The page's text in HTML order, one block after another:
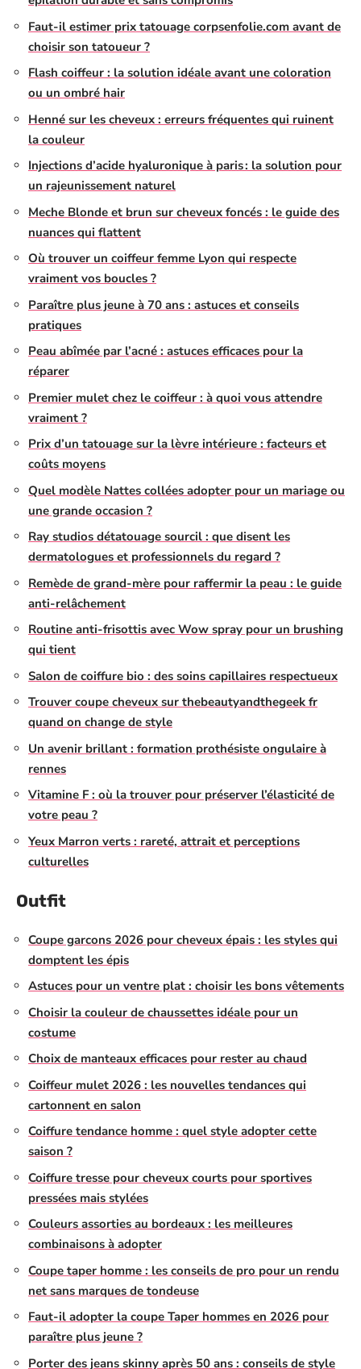
Faut-il estimer prix tatouage corpsenfolie.com avant de
choisir son tatoueur ?
Flash coiffeur : la solution idéale avant une coloration
ou un ombré hair
Henné sur les cheveux : erreurs fréquentes qui ruinent
la couleur
Injections d’acide hyaluronique à paris : la solution pour
un rajeunissement naturel
Meche Blonde et brun sur cheveux foncés : le guide des
nuances qui flattent
Où trouver un coiffeur femme Lyon qui respecte
vraiment vos boucles ?
Paraître plus jeune à 70 ans : astuces et conseils
pratiques
Peau abîmée par l’acné : astuces efficaces pour la
réparer
Premier mulet chez le coiffeur : à quoi vous attendre
vraiment ?
Prix d’un tatouage sur la lèvre intérieure : facteurs et
coûts moyens
Quel modèle Nattes collées adopter pour un mariage ou
une grande occasion ?
Ray studios détatouage sourcil : que disent les
dermatologues et professionnels du regard ?
Remède de grand-mère pour raffermir la peau : le guide
anti-relâchement
Routine anti-frisottis avec Wow spray pour un brushing
qui tient
Salon de coiffure bio : des soins capillaires respectueux
Trouver coupe cheveux sur thebeautyandthegeek fr
quand on change de style
Un avenir brillant : formation prothésiste ongulaire à
rennes
Vitamine F : où la trouver pour préserver l’élasticité de
votre peau ?
Yeux Marron verts : rareté, attrait et perceptions
culturelles
Outfit
Coupe garcons 2026 pour cheveux épais : les styles qui
domptent les épis
Astuces pour un ventre plat : choisir les bons vêtements
Choisir la couleur de chaussettes idéale pour un
costume
Choix de manteaux efficaces pour rester au chaud
Coiffeur mulet 2026 : les nouvelles tendances qui
cartonnent en salon
Coiffure tendance homme : quel style adopter cette
saison ?
Coiffure tresse pour cheveux courts pour sportives
pressées mais stylées
Couleurs assorties au bordeaux : les meilleures
combinaisons à adopter
Coupe taper homme : les conseils de pro pour un rendu
net sans marques de tondeuse
Faut-il adopter la coupe Taper hommes en 2026 pour
paraître plus jeune ?
Porter des jeans skinny après 50 ans : conseils de style